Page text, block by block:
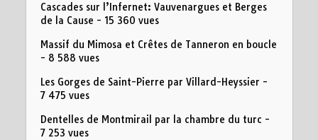
Cascades sur l’Infernet: Vauvenargues et Berges
de la Cause - 15 360 vues
Massif du Mimosa et Crêtes de Tanneron en boucle
- 8 588 vues
Les Gorges de Saint-Pierre par Villard-Heyssier -
7 475 vues
Dentelles de Montmirail par la chambre du turc -
7 253 vues